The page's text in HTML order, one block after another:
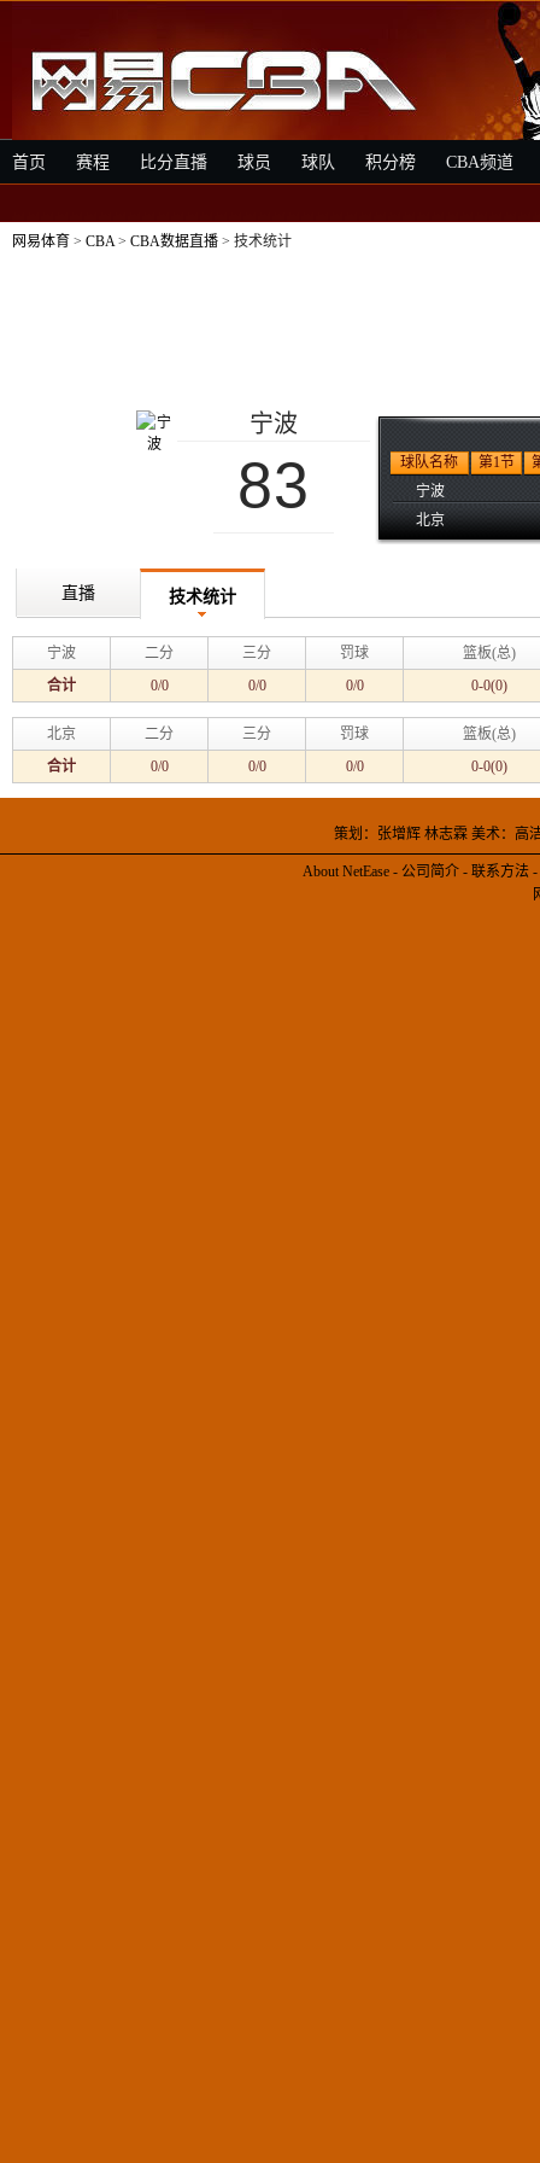
首页 赛程 比分直播 球员 球队 积分榜 CBA频道
网易体育 > CBA> CBA数据直播 > 技术统计
宁波
83 球队名称 第1节
宁波
北京
直播 技术统计
宁波 二分 三分 罚球
篮板(总)
合计
0/0 0/0 0/0 0-0(0)
北京 二分 三分 罚球
篮板(总)
合计
0/0 0/0 0/0 0-0(0)
策划：张增辉 林志霖 美术：
About NetEase - 公司简介 - 联系方法 -